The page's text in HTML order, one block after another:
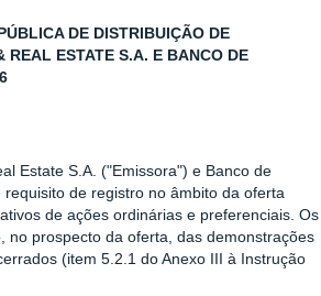
DE DISTRIBUIÇÃO DE
REAL ESTATE S.A. E BANCO DE
Estate S.A. ("Emissora") e Banco de
de registro no âmbito da oferta
de ações ordinárias e preferenciais. Os
no prospecto da oferta, das demonstrações
(item 5.2.1 do Anexo III à Instrução